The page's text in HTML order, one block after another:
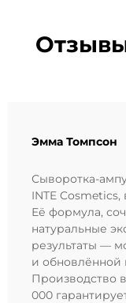
Эмма Томпсон
Сыворотка-
INTE
Её формула,
натуральные
результаты —
и обновлённой
Производство
000